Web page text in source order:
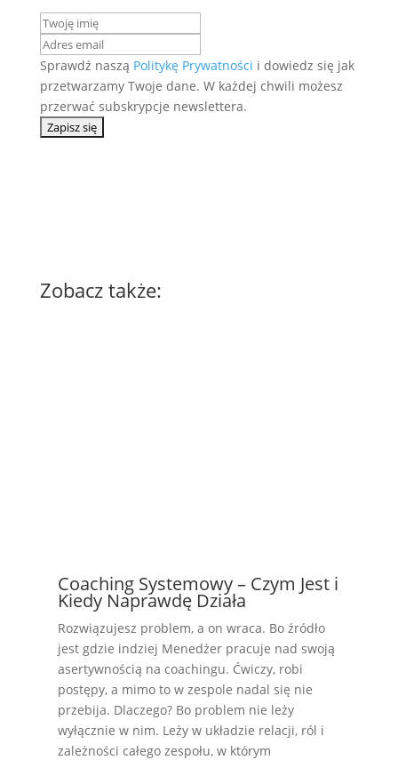
Sprawdź naszą Politykę Prywatności i dowiedz się jak
przetwarzamy Twoje dane. W każdej chwili możesz
przerwać subskrypcje newslettera.
Zobacz także:
Coaching Systemowy – Czym Jest i
Kiedy Naprawdę Działa
Rozwiązujesz problem, a on wraca. Bo źródło
jest gdzie indziej Menedżer pracuje nad swoją
asertywnością na coachingu. Ćwiczy, robi
postępy, a mimo to w zespole nadal się nie
przebija. Dlaczego? Bo problem nie leży
wyłącznie w nim. Leży w układzie relacji, ról i
zależności całego zespołu, w którym